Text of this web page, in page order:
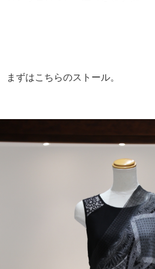
まずはこちらのストール。